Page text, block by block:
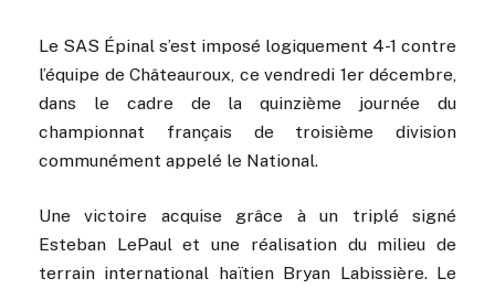
Le SAS Épinal s’est imposé logiquement 4-1 contre
l’équipe de Châteauroux, ce vendredi 1er décembre,
dans le cadre de la quinzième journée du
championnat français de troisième division
communément appelé le National.
Une victoire acquise grâce à un triplé signé
Esteban LePaul et une réalisation du milieu de
terrain international haïtien Bryan Labissière. Le